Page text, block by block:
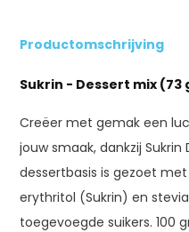
Productomschrijving
Sukrin - Dessert mix (73
Creëer met gemak een
jouw smaak, dankzij Sukrin
dessertbasis is gezoet
erythritol (Sukrin) en
toegevoegde suikers. 100